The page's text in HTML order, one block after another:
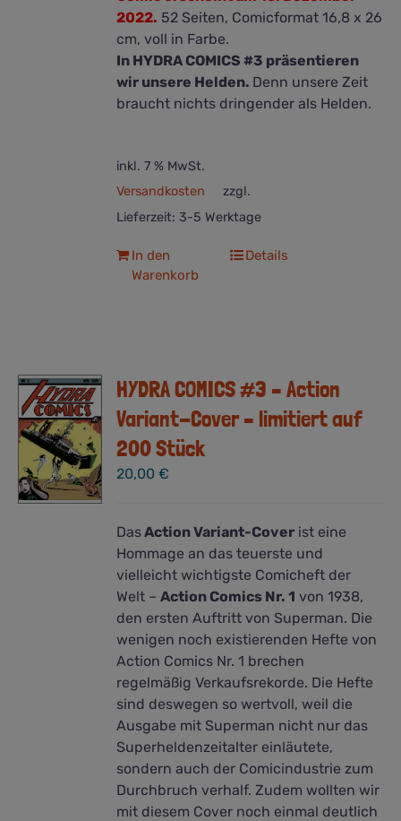
2022. 52 Seiten, Comicformat 16,8 x 26
cm, voll in Farbe.
In HYDRA COMICS #3 präsentieren
wir unsere Helden. Denn unsere Zeit
braucht nichts dringender als Helden.
inkl. 7 % MwSt.
zzgl.
Versandkosten
Lieferzeit: 3-5 Werktage
In den
Warenkorb
Details
HYDRA COMICS #3 – Action
Variant-Cover – limitiert auf
200 Stück
20,00€
DasAction Variant-Cover ist eine
Hommage an das teuerste und
vielleicht wichtigste Comicheft der
Welt –Action Comics Nr. 1 von 1938,
den ersten Auftritt von Superman. Die
wenigen noch existierenden Hefte von
Action Comics Nr. 1 brechen
regelmäßig Verkaufsrekorde. Die Hefte
sind deswegen so wertvoll, weil die
Ausgabe mit Superman nicht nur das
Superheldenzeitalter einläutete,
sondern auch der Comicindustrie zum
Durchbruch verhalf. Zudem wollten wir
mit diesem Cover noch einmal deutlich